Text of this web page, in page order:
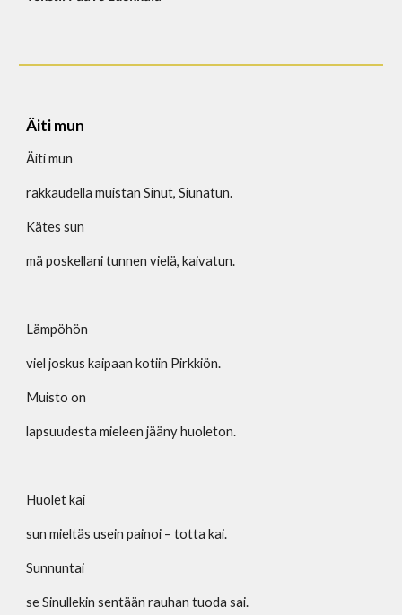
Äiti mun
Äiti mun
rakkaudella muistan Sinut, Siunatun.
Kätes sun
mä poskellani tunnen vielä, kaivatun.
Lämpöhön
viel joskus kaipaan kotiin Pirkkiön.
Muisto on
lapsuudesta mieleen jääny huoleton.
Huolet kai
sun mieltäs usein painoi – totta kai.
Sunnuntai
se Sinullekin sentään rauhan tuoda sai.